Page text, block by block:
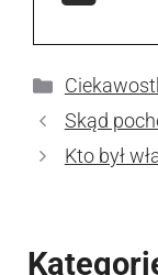
Kategorie
Skąd
Kto był